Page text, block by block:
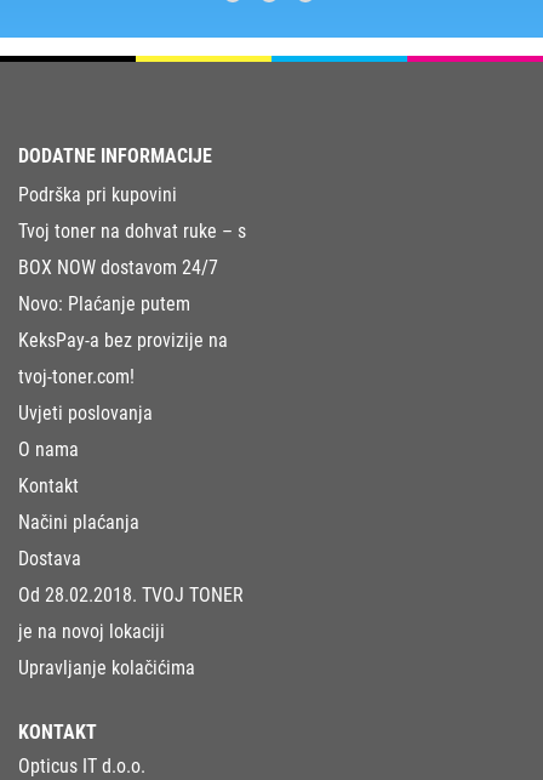
DODATNE INFORMACIJE
Podrška pri kupovini
Tvoj toner na dohvat ruke – s
BOX NOW dostavom 24/7
Novo: Plaćanje putem
KeksPay-a bez provizije na
tvoj-toner.com!
Uvjeti poslovanja
O nama
Kontakt
Načini plaćanja
Dostava
Od 28.02.2018. TVOJ TONER
je na novoj lokaciji
Upravljanje kolačićima
KONTAKT
Opticus IT d.o.o.